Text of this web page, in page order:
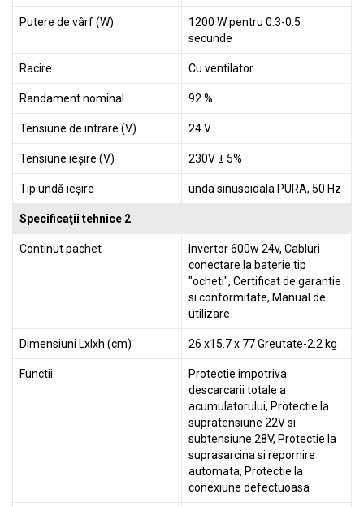
Putere de vârf (W)
1200 W pentru 0.3-0.5
secunde
Racire Cu ventilator
Randament nominal 92 %
Tensiune de intrare (V) 24 V
Tensiune ieșire (V) 230V ± 5%
Tip undă ieșire unda sinusoidala PURA, 50 Hz
Specificaţii tehnice 2
Continut pachet
Invertor 600w 24v, Cabluri
conectare la baterie tip
"ocheti", Certificat de garantie
si conformitate, Manual de
utilizare
Dimensiuni Lxlxh (cm) 26 x15.7 x 77 Greutate-2.2 kg
Functii
Protectie impotriva
descarcarii totale a
acumulatorului, Protectie la
supratensiune 22V si
subtensiune 28V, Protectie la
suprasarcina si repornire
automata, Protectie la
conexiune defectuoasa